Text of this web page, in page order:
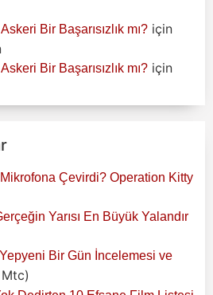
Bir Başarısızlık mı? için
Bir Başarısızlık mı? için
Çevirdi? Operation Kitty
Yarısı En Büyük Yalandır
Bir Gün İncelemesi ve
Mtc)